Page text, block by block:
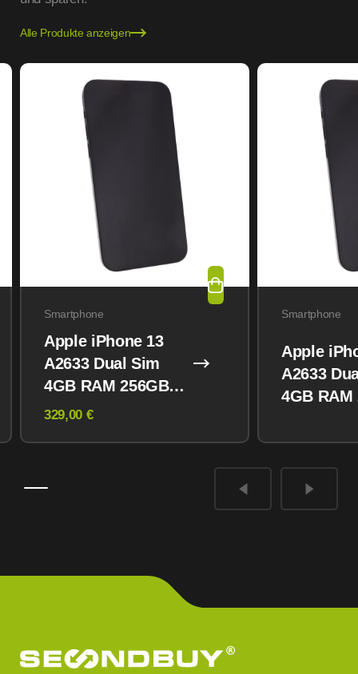
Alle Produkte anzeigen
Smartphone
Apple iPhone 13
A2633 Dual Sim
4GB RAM 256GB
Midnight
329,00 €
Smartphone
Apple
A2633
4GB RAM